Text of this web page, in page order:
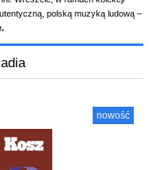
polską muzyką ludową –
nowość